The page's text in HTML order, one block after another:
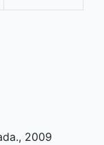
., 2009